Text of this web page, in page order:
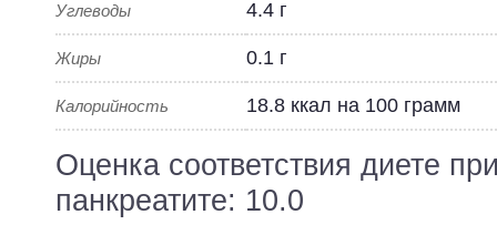
Углеводы 4.4 г
Жиры 0.1 г
Калорийность 18.8 ккал на 100 грамм
Оценка соответствия диете
панкреатите: 10.0